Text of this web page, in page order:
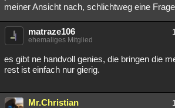
meiner Ansicht nach, schlichtweg eine
matraze106
ehemaliges Mitglied
es gibt ne handvoll genies, die bringen die
rest ist einfach nur gierig.
Mr.Christian